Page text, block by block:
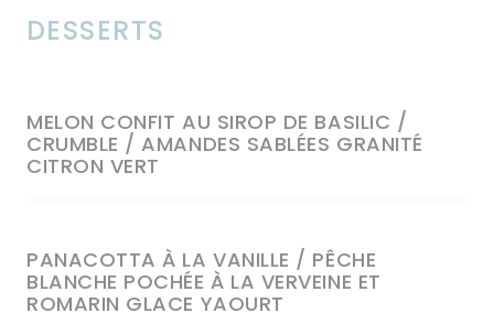
DESSERTS
MELON CONFIT AU SIROP DE BASILIC /
CRUMBLE / AMANDES SABLÉES GRANITÉ
CITRON VERT
PANACOTTA À LA VANILLE / PÊCHE
BLANCHE POCHÉE À LA VERVEINE ET
ROMARIN GLACE YAOURT